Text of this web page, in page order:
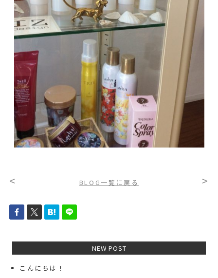
< BLOG一覧に戻る >
NEW POST
こんにちは！